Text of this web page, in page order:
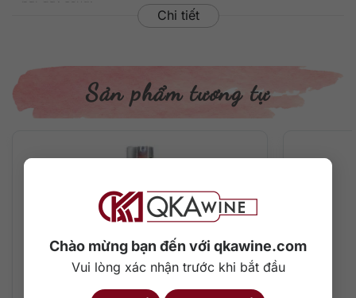
Chào mừng bạn đến với qkawine.com
Vui lòng xác nhận trước khi bắt đầu
Thành phần nguyên liệu kết hợp từ 6 loại thảo mộc cao cấp
khấu Guatemala, vỏ cam Tây Ban Nha, vỏ bưởi Uruguay và
gốc cây bạch chỉ từ Phần Lan.
Giải thưởng nổi bật
Best from Netherlands tại World Gin Awards, 2018
Gold tại International Spirits Challenge, 2020
Master tại Hong Kong Gin Master, 2019
Thông tin chi tiết về rượu
Chi tiết
Sản phẩm tương tự